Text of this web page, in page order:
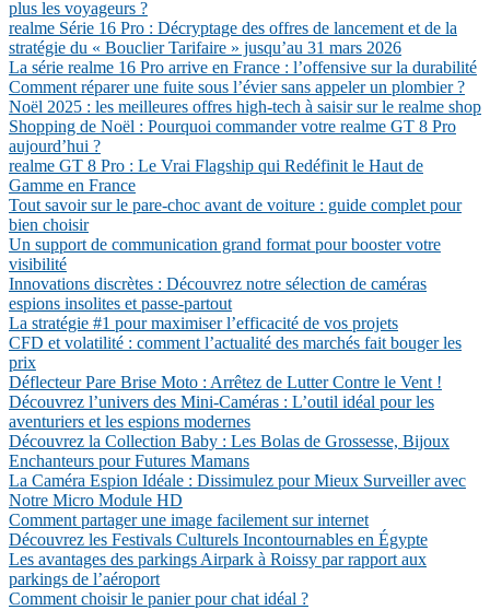
plus les voyageurs ?
realme Série 16 Pro : Décryptage des offres de lancement et de la
stratégie du « Bouclier Tarifaire » jusqu’au 31 mars 2026
La série realme 16 Pro arrive en France : l’offensive sur la durabilité
Comment réparer une fuite sous l’évier sans appeler un plombier ?
Noël 2025 : les meilleures offres high-tech à saisir sur le realme shop
Shopping de Noël : Pourquoi commander votre realme GT 8 Pro
aujourd’hui ?
realme GT 8 Pro : Le Vrai Flagship qui Redéfinit le Haut de
Gamme en France
Tout savoir sur le pare-choc avant de voiture : guide complet pour
bien choisir
Un support de communication grand format pour booster votre
visibilité
Innovations discrètes : Découvrez notre sélection de caméras
espions insolites et passe-partout
La stratégie #1 pour maximiser l’efficacité de vos projets
CFD et volatilité : comment l’actualité des marchés fait bouger les
prix
Déflecteur Pare Brise Moto : Arrêtez de Lutter Contre le Vent !
Découvrez l’univers des Mini-Caméras : L’outil idéal pour les
aventuriers et les espions modernes
Découvrez la Collection Baby : Les Bolas de Grossesse, Bijoux
Enchanteurs pour Futures Mamans
La Caméra Espion Idéale : Dissimulez pour Mieux Surveiller avec
Notre Micro Module HD
Comment partager une image facilement sur internet
Découvrez les Festivals Culturels Incontournables en Égypte
Les avantages des parkings Airpark à Roissy par rapport aux
parkings de l’aéroport
Comment choisir le panier pour chat idéal ?